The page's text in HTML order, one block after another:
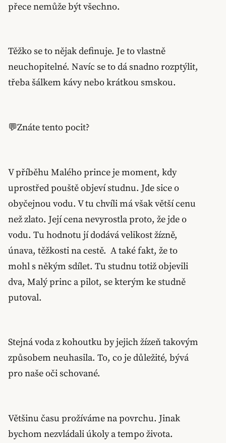
přece nemůže být všechno.
Těžko se to nějak definuje. Je to vlastně
neuchopitelné. Navíc se to dá snadno rozptýlit,
třeba šálkem kávy nebo krátkou smskou.
💬Znáte tento pocit?
V příběhu Malého prince je moment, kdy
uprostřed pouště objeví studnu. Jde sice o
obyčejnou vodu. V tu chvíli má však větší cenu
než zlato. Její cena nevyrostla proto, že jde o
vodu. Tu hodnotu jí dodává velikost žízně,
únava, těžkosti na cestě. A také fakt, že to
mohl s někým sdílet. Tu studnu totiž objevili
dva, Malý princ a pilot, se kterým ke studně
putoval.
Stejná voda z kohoutku by jejich žízeň takovým
způsobem neuhasila. To, co je důležité, bývá
pro naše oči schované.
Většinu času prožíváme na povrchu. Jinak
bychom nezvládali úkoly a tempo života.